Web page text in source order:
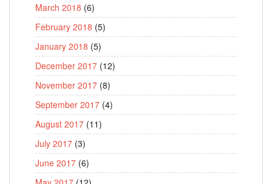
March 2018 (6)
February 2018 (5)
January 2018 (5)
December 2017 (12)
November 2017 (8)
September 2017 (4)
August 2017 (11)
July 2017 (3)
June 2017 (6)